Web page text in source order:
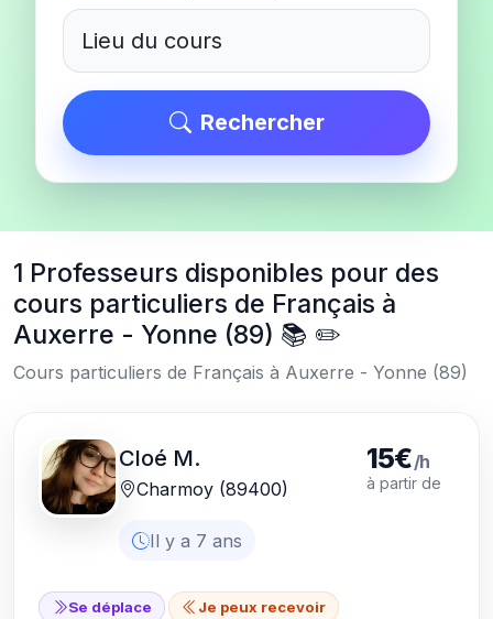
Rechercher
1 Professeurs disponibles pour des
cours particuliers de Français à
Auxerre - Yonne (89) 📚 ✏️
Cours particuliers de Français à Auxerre - Yonne (89)
Cloé M.
Charmoy (89400)
Il y a 7 ans
15€/h
à partir de
Se déplace Je peux recevoir